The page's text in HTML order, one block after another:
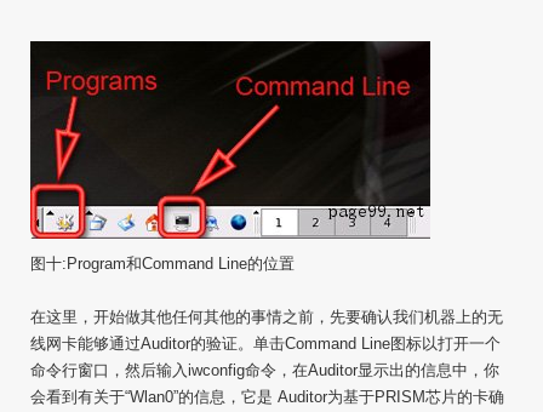
图十:Program和Command Line的位置
在这里，开始做其他任何其他的事情之前，先要确认我们机器上的无
线网卡能够通过Auditor的验证。单击Command Line图标以打开一个
命令行窗口，然后输入iwconfig命令，在Auditor显示出的信息中，你
会看到有关于“Wlan0”的信息，它是 Auditor为基于PRISM芯片的卡确